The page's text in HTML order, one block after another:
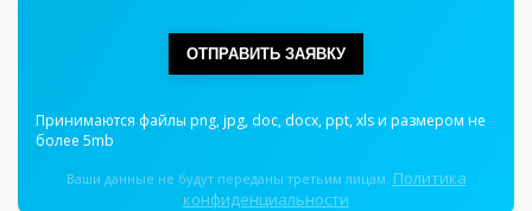
ОТПРАВИТЬ ЗАЯВКУ
Принимаются файлы png, jpg, doc, docx, ppt, xls и размером не
более 5mb
Ваши данные не будут переданы третьим лицам. Политика
конфиденциальности